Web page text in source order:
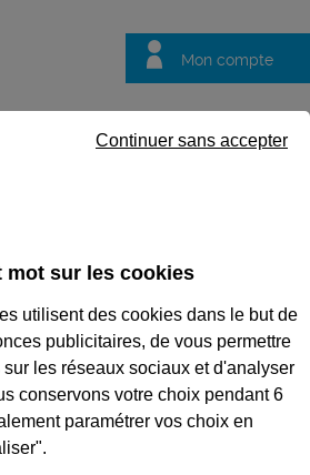
Mon compte
questions
- MÉTIERS
DU THÉÂTRE
mot sur les cookies
utilisent des cookies dans le but de
publicitaires, de vous permettre
les réseaux sociaux et d'analyser
conservons votre choix pendant 6
paramétrer vos choix en
Continuer sans accepter